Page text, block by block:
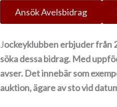
Ansök Avelsbidrag
Jockeyklubben erbjuder från
söka dessa bidrag. Med
avser. Det innebär som
auktion, ägare av sto vid